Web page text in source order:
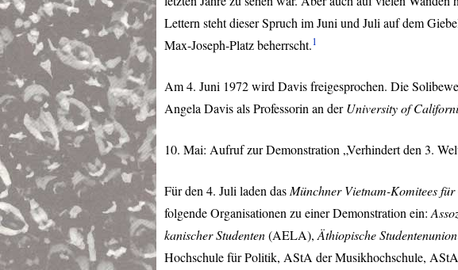
Lettern steht dieser Spruch im Juni und Juli auf dem
Max-Joseph-Platz beherrscht.1
Am 4. Juni 1972 wird Davis freigesprochen. Die
Angela Davis als Professorin an derUniversity of
10. Mai: Aufruf zur Demonstration „Verhindert den 3.
Für den 4. Juli laden das Münchner Vietnam-Komitees
folgende Organisationen zu einer Demonstration ein:
kanischer Studenten(AELA), Äthiopische Studentenunion
Hochschule für Politik, AStA der Musikhochschule,